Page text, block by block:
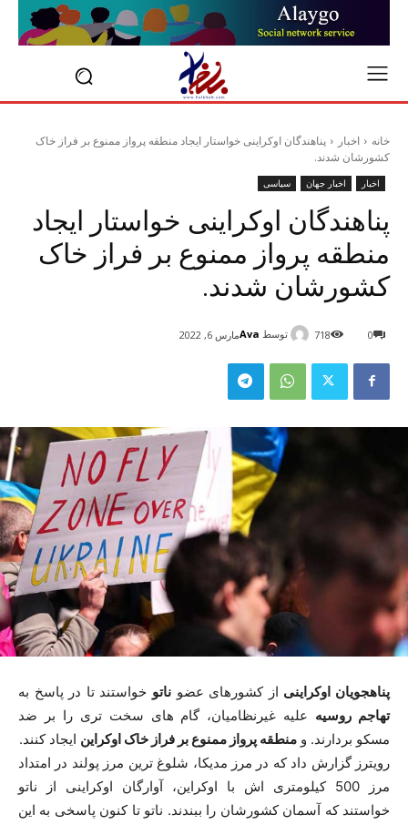
خانه اخبار
پناهندگان اوکراینی خواستار ایجاد منطقه پرواز ممنوع بر فراز خاک
کشورشان شدند.
اخبار اخبار جهان سیاسی
پناهندگان اوکراینی خواستار ایجاد
منطقه پرواز ممنوع بر فراز خاک
کشورشان شدند.
توسط Avaمارس 6, 2022 0
718
پناهجویان اوکراینی از کشورهای عضو ناتو خواستند تا در پاسخ به
تهاجم روسیه علیه غیرنظامیان، گام های سخت تری را بر ضد
مسکو بردارند. و منطقه پرواز ممنوع بر فراز خاک اوکراین ایجاد کنند.
رویترز گزارش داد که در مرز مدیکا، شلوغ ترین مرز پولند در امتداد
مرز 500 کیلومتری اش با اوکراین، آوارگان اوکراینی از ناتو
خواستند که آسمان کشورشان را ببندند. ناتو تا کنون پاسخی به این